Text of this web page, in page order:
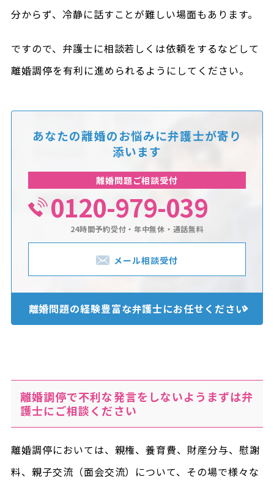
分からず、冷静に話すことが難しい場面もあります。
ですので、弁護士に相談若しくは依頼をするなどして
離婚調停を有利に進められるようにしてください。
あなたの離婚のお悩みに弁護士が寄り
添います
離婚問題ご相談受付
0120-979-039
24時間予約受付・年中無休・通話無料
メール相談受付
離婚問題の経験豊富な弁護士にお任せください
離婚調停で不利な発言をしないようまずは弁
護士にご相談ください
離婚調停においては、親権、養育費、財産分与、慰謝
料、親子交流（面会交流）について、その場で様々な